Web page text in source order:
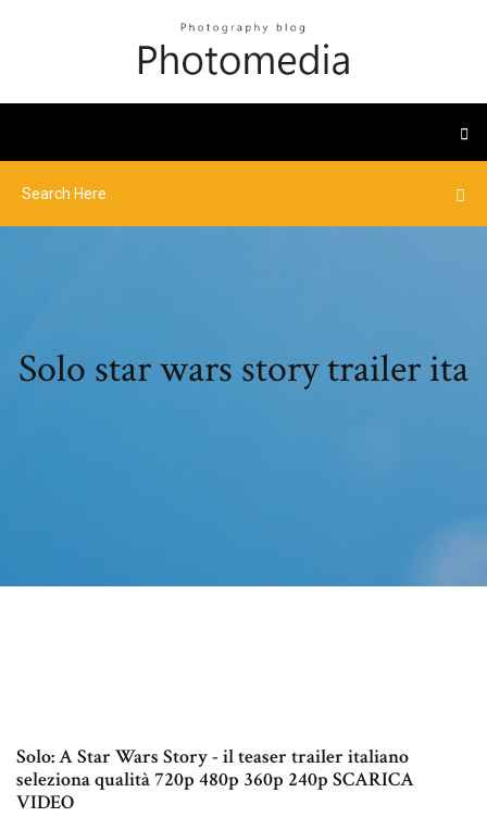
Solo star wars story trailer ita
Solo: A Star Wars Story - il teaser trailer italiano
seleziona qualità 720p 480p 360p 240p SCARICA
VIDEO